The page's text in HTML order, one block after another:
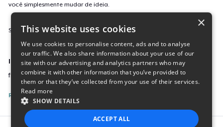
você simplesmente mudar de ideia.
Saiba mais sobre a nossa política de devolução
Identificação da campanha
freedom-of-speech-for-cars
Reporte esta Campanha
×
This website uses cookies
We use cookies to personalise content, ads and to analyse
our traffic. We also share information about your use of our
site with our advertising and analytics partners who may
combine it with other information that you’ve provided to
them or that they’ve collected from your use of their services.
Read more
SHOW DETAILS
ACCEPT ALL